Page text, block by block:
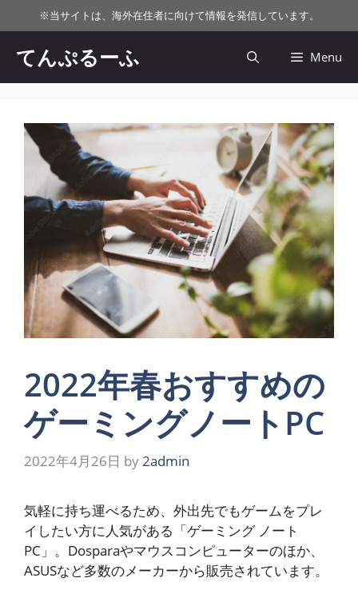
ン
ツ
※当サイトは、海外在住者に向けて情報を発信しています。
てんぷるーふ Menu
2022年春おすすめの
ゲーミングノートPC
2022年4月26日 by 2admin
気軽に持ち運べるため、外出先でもゲームをプレ
イしたい方に人気がある「ゲーミング ノート
PC」。Dosparaやマウスコンピューターのほか、
ASUSなど多数のメーカーから販売されています。